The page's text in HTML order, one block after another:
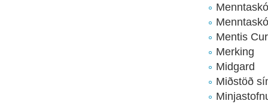
Mentis
Merking
Midgard
Miðstöð